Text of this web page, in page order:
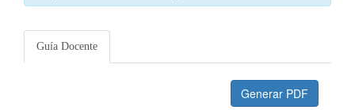
Guía Docente
Generar PDF